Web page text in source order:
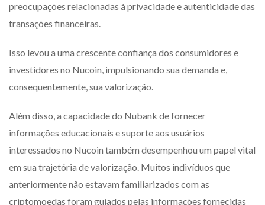
preocupações relacionadas à privacidade e autenticidade das
transações financeiras.
Isso levou a uma crescente confiança dos consumidores e
investidores no Nucoin, impulsionando sua demanda e,
consequentemente, sua valorização.
Além disso, a capacidade do Nubank de fornecer
informações educacionais e suporte aos usuários
interessados no Nucoin também desempenhou um papel vital
em sua trajetória de valorização. Muitos indivíduos que
anteriormente não estavam familiarizados com as
criptomoedas foram guiados pelas informações fornecidas